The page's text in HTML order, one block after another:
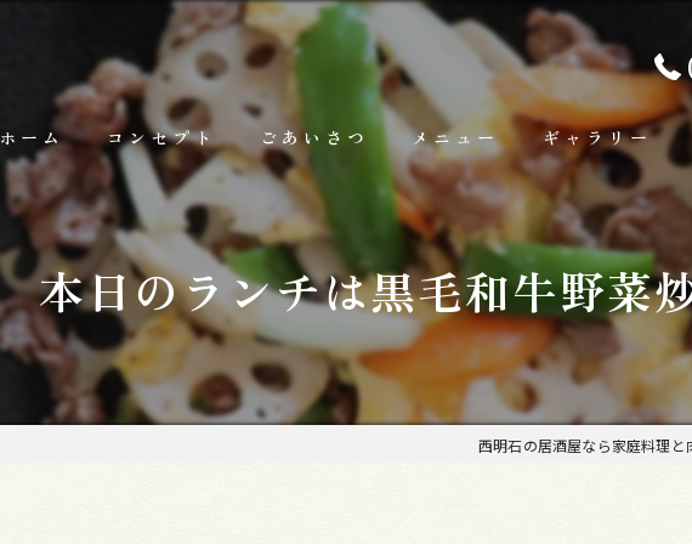
ホーム コンセプト ごあいさつ メニュー
ランチ
お料理
お飲み物
ギャラリー
本日のランチは黒毛和牛野菜
西明石の居酒屋なら家庭料理と